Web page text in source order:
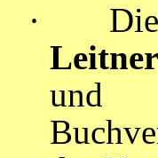
·
Leitner
und